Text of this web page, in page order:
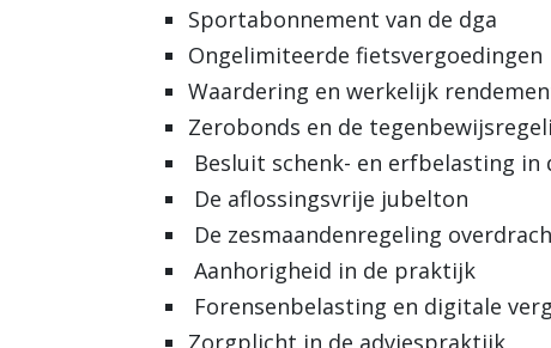
Sportabonnement van de dga
Ongelimiteerde fietsvergoedingen
Waardering en werkelijk
Zerobonds en de
Besluit schenk- en erfbelasting in
De aflossingsvrije jubelton
De zesmaandenregeling
Aanhorigheid in de praktijk
Forensenbelasting en digitale